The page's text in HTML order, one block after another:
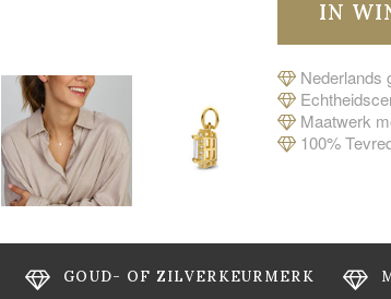
Nederlands
Maatwerk
100%
GOUD- OF ZILVERKEURMERK